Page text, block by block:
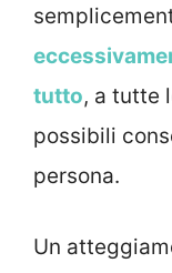
tutto, a tutte
possibili
persona.
Un